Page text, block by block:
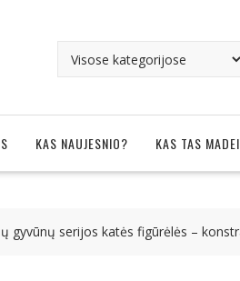
KAS NAUJESNIO? KAS TAS
gyvūnų serijos katės figūrėlės –